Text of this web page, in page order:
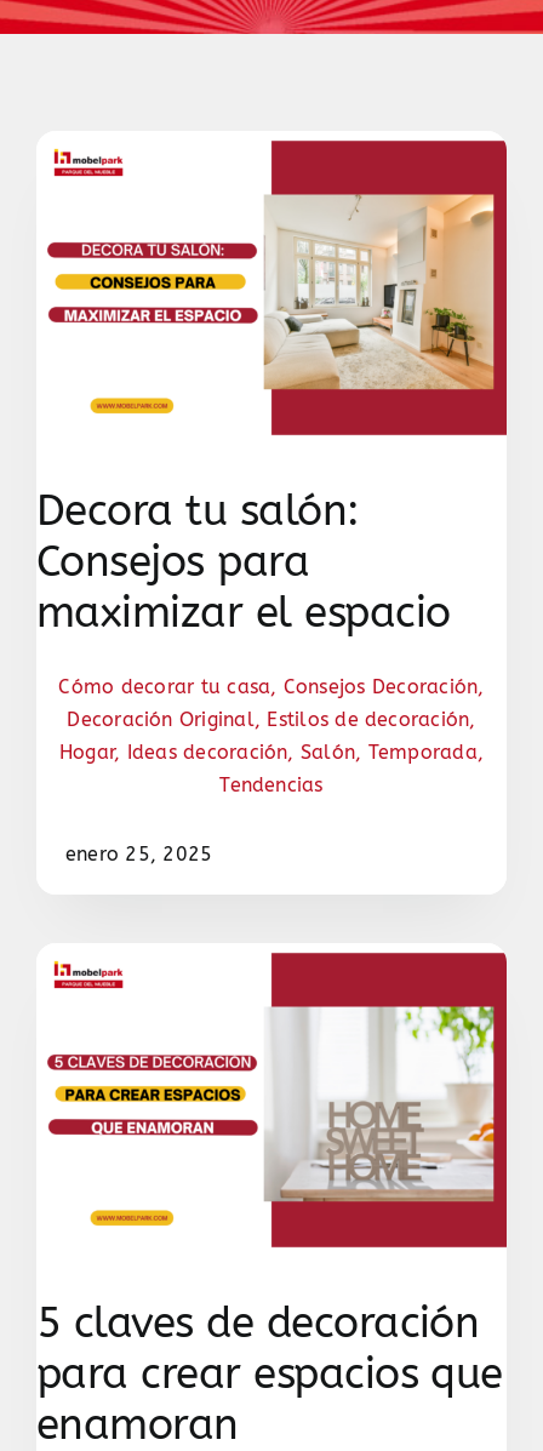
Decora tu salón:
Consejos para
maximizar el espacio
Cómo decorar tu casa, Consejos Decoración,
Decoración Original, Estilos de decoración,
Hogar, Ideas decoración, Salón, Temporada,
Tendencias
enero 25, 2025
5 claves de decoración
para crear espacios que
enamoran